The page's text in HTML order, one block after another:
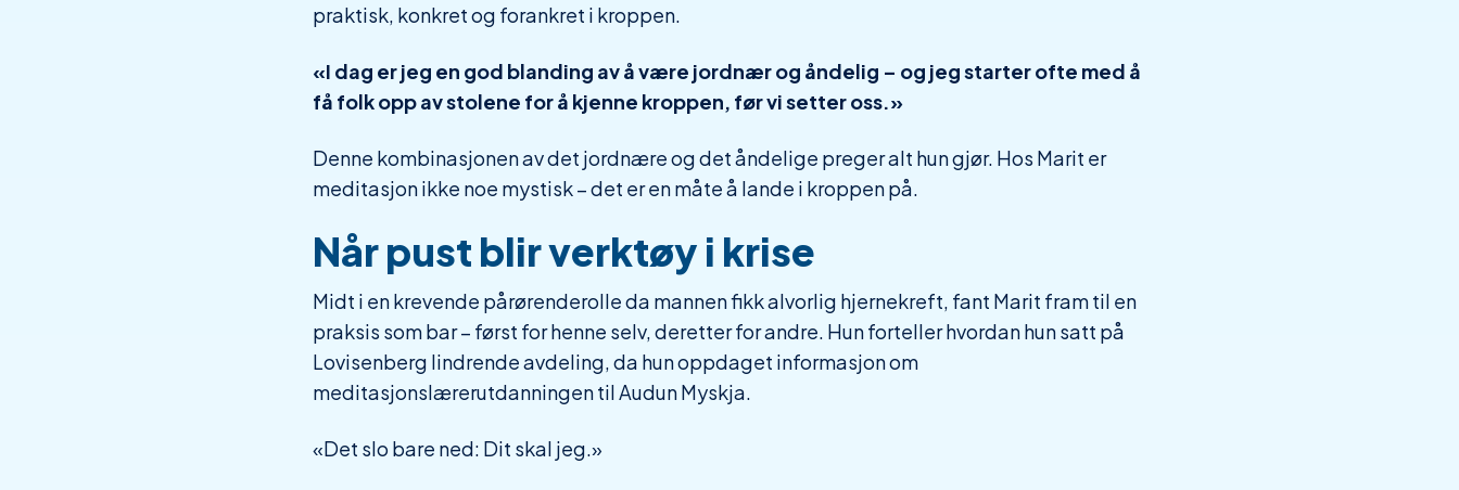
praktisk, konkret og forankret i kroppen.
«I dag er jeg en god blanding av å være jordnær og åndelig – og jeg starter ofte med å
få folk opp av stolene for å kjenne kroppen, før vi setter oss.»
Denne kombinasjonen av det jordnære og det åndelige preger alt hun gjør. Hos Marit er
meditasjon ikke noe mystisk – det er en måte å lande i kroppen på.
Når pust blir verktøy i krise
Midt i en krevende pårørenderolle da mannen fikk alvorlig hjernekreft, fant Marit fram til en
praksis som bar – først for henne selv, deretter for andre. Hun forteller hvordan hun satt på
Lovisenberg lindrende avdeling, da hun oppdaget informasjon om
meditasjonslærerutdanningen til Audun Myskja.
«Det slo bare ned: Dit skal jeg.»